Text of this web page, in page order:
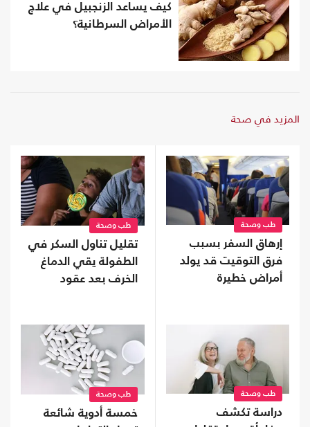
كيف يساعد الزنجبيل في علاج
الأمراض السرطانية؟
المزيد في صحة
طب وصحة
إرهاق السفر بسبب
فرق التوقيت قد يولد
أمراض خطيرة
طب وصحة
تقليل تناول السكر في
الطفولة يقي الدماغ
الخرف بعد عقود
طب وصحة
دراسة تكشف
طب وصحة
خمسة أدوية شائعة